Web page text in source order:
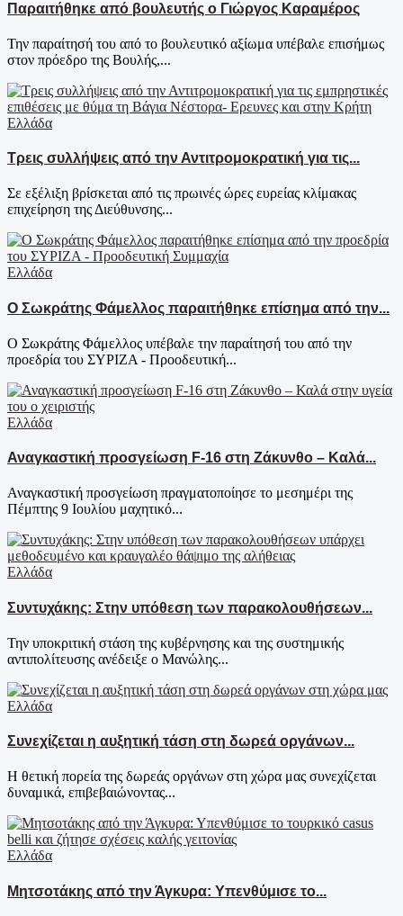
Παραιτήθηκε από βουλευτής ο Γιώργος Καραμέρος
Την παραίτησή του από το βουλευτικό αξίωμα υπέβαλε επισήμως
στον πρόεδρο της Βουλής,...
Ελλάδα
Τρεις συλλήψεις από την Αντιτρομοκρατική για τις...
Σε εξέλιξη βρίσκεται από τις πρωινές ώρες ευρείας κλίμακας
επιχείρηση της Διεύθυνσης...
Ελλάδα
Ο Σωκράτης Φάμελλος παραιτήθηκε επίσημα από την...
Ο Σωκράτης Φάμελλος υπέβαλε την παραίτησή του από την
προεδρία του ΣΥΡΙΖΑ - Προοδευτική...
Ελλάδα
Αναγκαστική προσγείωση F-16 στη Ζάκυνθο – Καλά...
Αναγκαστική προσγείωση πραγματοποίησε το μεσημέρι της
Πέμπτης 9 Ιουλίου μαχητικό...
Ελλάδα
Συντυχάκης: Στην υπόθεση των παρακολουθήσεων...
Την υποκριτική στάση της κυβέρνησης και της συστημικής
αντιπολίτευσης ανέδειξε ο Μανώλης...
Ελλάδα
Συνεχίζεται η αυξητική τάση στη δωρεά οργάνων...
Η θετική πορεία της δωρεάς οργάνων στη χώρα μας συνεχίζεται
δυναμικά, επιβεβαιώνοντας...
Ελλάδα
Μητσοτάκης από την Άγκυρα: Υπενθύμισε το...